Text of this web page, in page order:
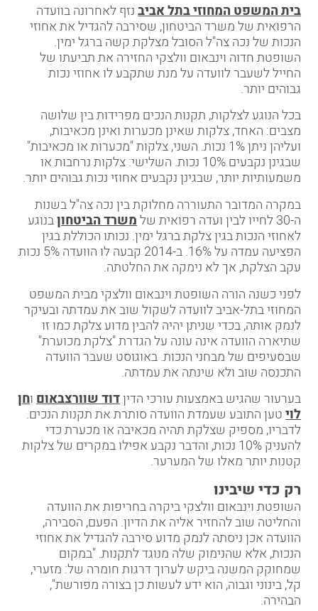
בית המשפט המחוזי בתל אביבנזף לאחרונה בוועדה
הרפואית של משרד הביטחון, שסירבה להגדיל את אחוזי
הנכות של נכה צה"ל הסובל מצלקת קשה ברגל ימין.
השופטת חדוה וינבאום וולצקי החזירה את תביעתו של
החייל לשעבר לוועדה על מנת שתקבע לו אחוזי נכות
גבוהים יותר.
בכל הנוגע לצלקות, תקנות הנכים מפרידות בין שלושה
מצבים: האחד, צלקות שאינן מכערות ואינן מכאיבות,
ועליהן ניתן 1% נכות. השני, צלקות "מכערות או מכאיבות"
שבגינן נקבעים 10% נכות. השלישי: צלקות נרחבות או
משמעותיות יותר, שבגינן נקבעים אחוזי נכות גבוהים יותר.
במקרה המדובר התעוררה מחלוקת בין נכה צה"ל בשנות
ה-30 לחייו לבין ועדה רפואית של
משרד הביטחוןבנוגע
לאחוזי הנכות בגין צלקת ברגל ימין. נכותו הכוללת בגין
הפציעה עמדה על 16%. ב-2014 קבעה לו הוועדה 5% נכות
עקב הצלקת, אך לא נימקה את החלטתה.
לפני כשנה הורה השופטת וינבאום וולצקי מבית המשפט
המחוזי בתל-אביב לוועדה לשקול שוב את עמדתה ובעיקר
לנמק אותה, בכדי שניתן יהיה להבין מדוע צלקת כמו זו
שתיארה הוועדה אינה עונה על הגדרת "צלקת מכוערת"
שבסעיפים של מבחני הנכות. באוגוסט שעבר הוועדה
התכנסה שוב ולא שינתה את עמדתה.
בערעור שהגיש באמצעות עורכי הדיןדוד שוורצבאוםוחן
לויטען התובע שעמדת הוועדה סותרת את תקנות הנכים.
לדבריו, מספיק שצלקת תהיה מכאיבה או מכערת כדי
להעניק 10% נכות, והדבר נקבע אפילו במקרים של צלקות
קטנות יותר מאלו של המערער.
רק כדי שיבינו
השופטת וינבאום וולצקי ביקרה בחריפות את הוועדה
והחליטה שוב להחזיר אליה את הדיון. הפעם, הסבירה,
הוועדה אכן ניסתה לנמק מדוע סירבה להגדיל את אחוזי
הנכות, אלא שהנימוק שלה מנוגד לתקנות. "במקום
שמחוקק המשנה ביקש לערוך דרגות חומרה של: מזערי,
קל, בינוני וגבוה, הוא ידע לעשות כן בצורה מפורשת",
הבהירה.